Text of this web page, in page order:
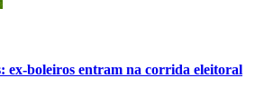
ex-boleiros entram na corrida eleitoral